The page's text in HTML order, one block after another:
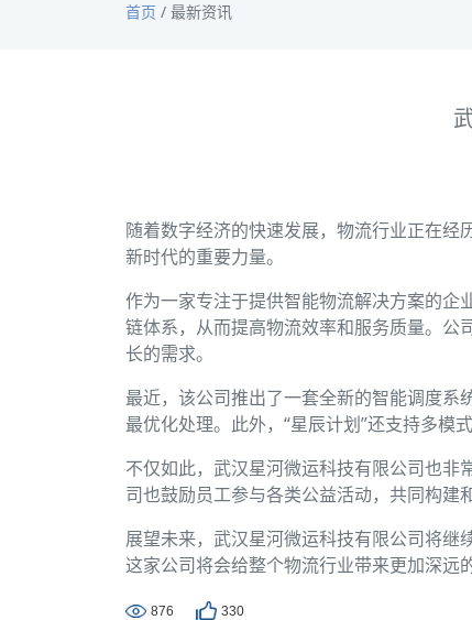
首页 / 最新资讯
随着数字经济的快速发展，物流行业正在
新时代的重要力量。
作为一家专注于提供智能物流解决方案的企
链体系，从而提高物流效率和服务质量。公
长的需求。
最近，该公司推出了一套全新的智能调度
最优化处理。此外，“星辰计划”还支持多模
不仅如此，武汉星河微运科技有限公司也
司也鼓励员工参与各类公益活动，共同构建
展望未来，武汉星河微运科技有限公司将继
这家公司将会给整个物流行业带来更加深远
876 330